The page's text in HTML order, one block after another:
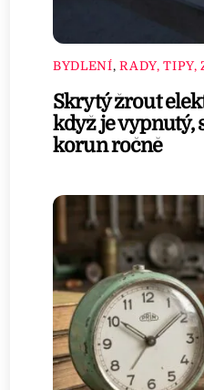
BYDLENÍ,RADY, TIPY,
Skrytý žrout
když je vypnutý,
korun ročně